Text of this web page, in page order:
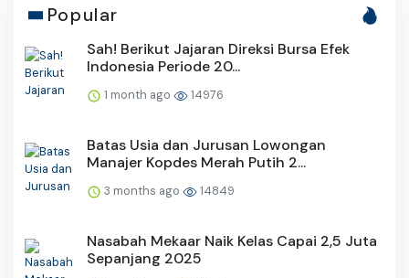
Popular
Sah! Berikut Jajaran Direksi Bursa Efek
Indonesia Periode 20...
1 month ago 14976
Batas Usia dan Jurusan Lowongan
Manajer Kopdes Merah Putih 2...
3 months ago 14849
Nasabah Mekaar Naik Kelas Capai 2,5 Juta
Sepanjang 2025